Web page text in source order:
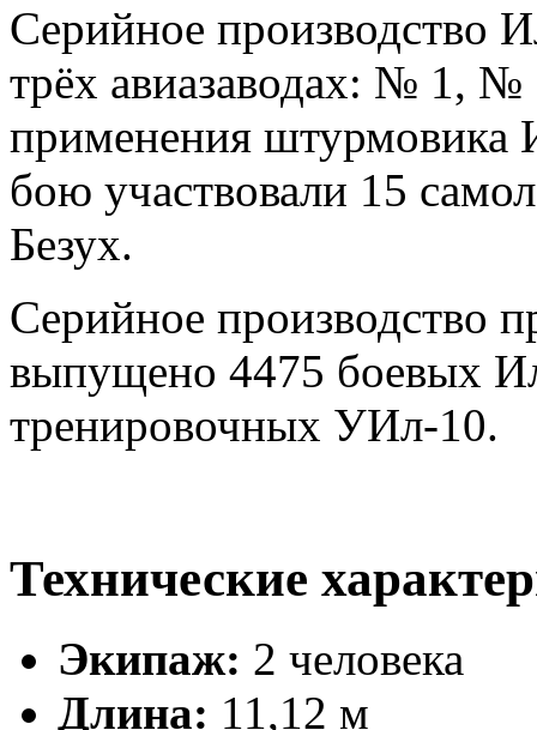
Серийное производство
трёх авиазаводах: № 1,
применения штурмовика
бою участвовали 15
Безух.
Серийное производство
выпущено 4475 боевых
тренировочных УИл-10.
Технические
Экипаж: 2 человека
Длина: 11,12 м